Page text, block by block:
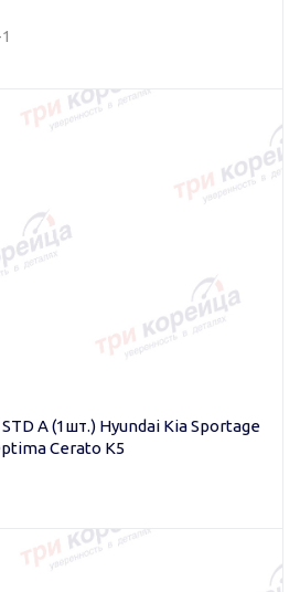
A (1шт.) Hyundai Kia Sportage
Cerato K5